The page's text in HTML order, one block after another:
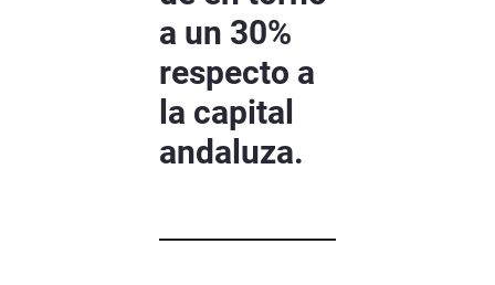
a un 30%
respecto a
la capital
andaluza.